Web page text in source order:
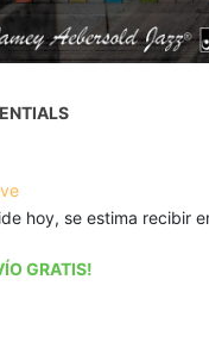
hoy, se estima recibir
GRATIS!